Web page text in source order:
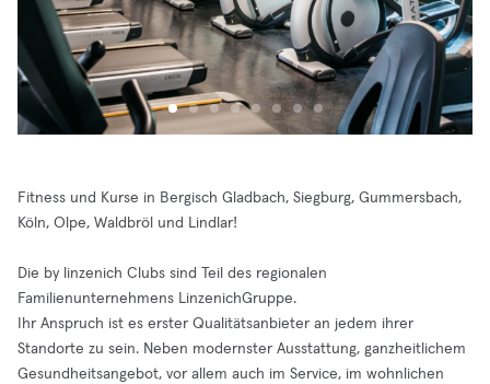
Fitness und Kurse in Bergisch Gladbach, Siegburg, Gummersbach,
Köln, Olpe, Waldbröl und Lindlar!
Die by linzenich Clubs sind Teil des regionalen
Familienunternehmens LinzenichGruppe.
Ihr Anspruch ist es erster Qualitätsanbieter an jedem ihrer
Standorte zu sein. Neben modernster Ausstattung, ganzheitlichem
Gesundheitsangebot, vor allem auch im Service, im wohnlichen